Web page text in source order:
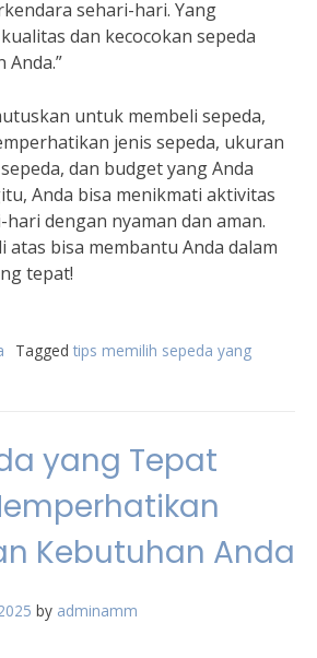
sehari-hari. Yang
dan kecocokan sepeda
untuk membeli sepeda,
jenis sepeda, ukuran
dan budget yang Anda
Anda bisa menikmati aktivitas
dengan nyaman dan aman.
atas bisa membantu Anda dalam
tepat!
Tagged tips memilih sepeda yang
yang Tepat
Kebutuhan Anda
by adminamm